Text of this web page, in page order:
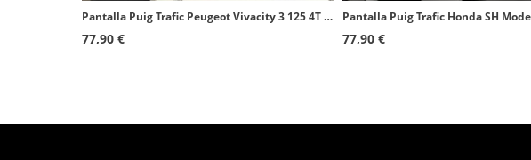
Pantalla Puig Trafic Peugeot Vivacity 3 125 4T AC E3 (11-17), 50 2T/4T E2 (08-17) Transparente 5628W
77,90 € 77,90 €